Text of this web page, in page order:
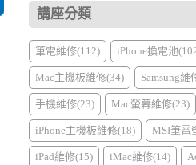
講座分類
筆電維修(112) iPhone換電池
Mac主機板維修(34) Samsung維
手機維修(23) Mac螢幕維修(23)
iPhone主機板維修(18) MSI筆電
iPad維修(15) iMac維修(14)